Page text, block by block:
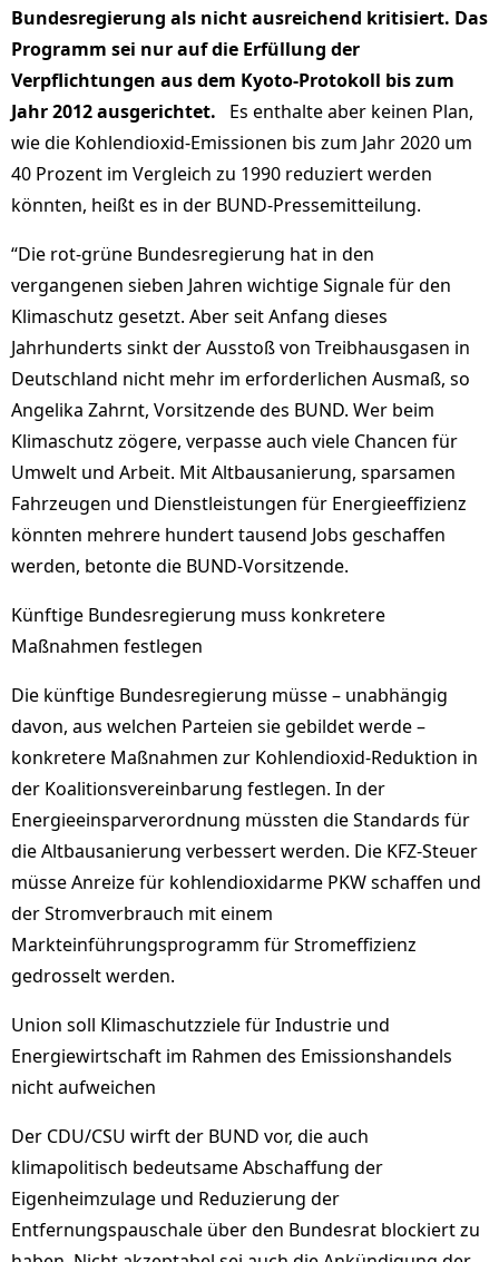
Bundesregierung als nicht ausreichend kritisiert. Das
Programm sei nur auf die Erfüllung der
Verpflichtungen aus dem Kyoto-Protokoll bis zum
Jahr 2012 ausgerichtet. Es enthalte aber keinen Plan,
wie die Kohlendioxid-Emissionen bis zum Jahr 2020 um
40 Prozent im Vergleich zu 1990 reduziert werden
könnten, heißt es in der BUND-Pressemitteilung.
“Die rot-grüne Bundesregierung hat in den
vergangenen sieben Jahren wichtige Signale für den
Klimaschutz gesetzt. Aber seit Anfang dieses
Jahrhunderts sinkt der Ausstoß von Treibhausgasen in
Deutschland nicht mehr im erforderlichen Ausmaß, so
Angelika Zahrnt, Vorsitzende des BUND. Wer beim
Klimaschutz zögere, verpasse auch viele Chancen für
Umwelt und Arbeit. Mit Altbausanierung, sparsamen
Fahrzeugen und Dienstleistungen für Energieeffizienz
könnten mehrere hundert tausend Jobs geschaffen
werden, betonte die BUND-Vorsitzende.
Künftige Bundesregierung muss konkretere
Maßnahmen festlegen
Die künftige Bundesregierung müsse – unabhängig
davon, aus welchen Parteien sie gebildet werde –
konkretere Maßnahmen zur Kohlendioxid-Reduktion in
der Koalitionsvereinbarung festlegen. In der
Energieeinsparverordnung müssten die Standards für
die Altbausanierung verbessert werden. Die KFZ-Steuer
müsse Anreize für kohlendioxidarme PKW schaffen und
der Stromverbrauch mit einem
Markteinführungsprogramm für Stromeffizienz
gedrosselt werden.
Union soll Klimaschutzziele für Industrie und
Energiewirtschaft im Rahmen des Emissionshandels
nicht aufweichen
Der CDU/CSU wirft der BUND vor, die auch
klimapolitisch bedeutsame Abschaffung der
Eigenheimzulage und Reduzierung der
Entfernungspauschale über den Bundesrat blockiert zu